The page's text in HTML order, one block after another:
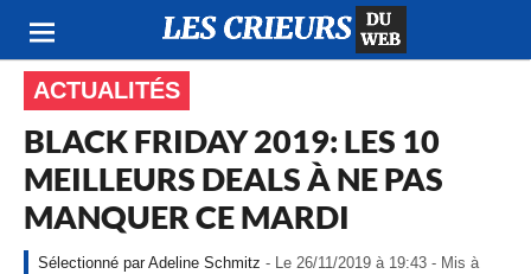
ACTUALITÉS
BLACK FRIDAY 2019: LES 10
MEILLEURS DEALS À NE PAS
MANQUER CE MARDI
Adeline Schmitz - Le 26/11/2019 à 19:43 - Mis à